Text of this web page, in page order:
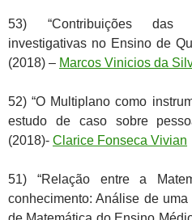
53) “Contribuições das
investigativas no Ensino de
(2018) – Marcos Vinicios da
52) “O Multiplano como
estudo de caso sobre
(2018)- Clarice Fonseca Vivian
51) “Relação entre a
conhecimento: Análise de